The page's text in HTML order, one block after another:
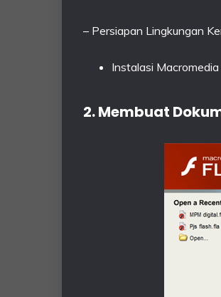
– Persiapan Lingkungan
Instalasi
2. Membuat